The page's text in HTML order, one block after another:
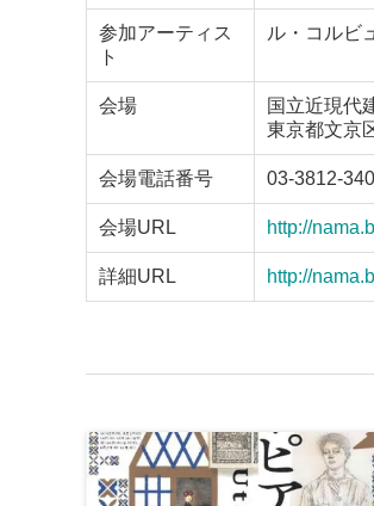
参加アーティス
ト
ル・コルビ
会場
国立近現代
東京都文京
会場電話番号 03-3812-
会場URL http://
詳細URL http://